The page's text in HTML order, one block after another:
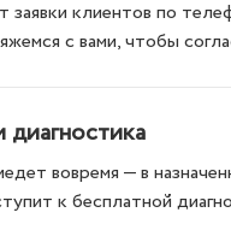
заявки клиентов по
с вами, чтобы
диагностика
вовремя — в
к бесплатной